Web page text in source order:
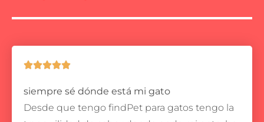

siempre sé dónde está mi gato
Desde que tengo findPet para gatos tengo la